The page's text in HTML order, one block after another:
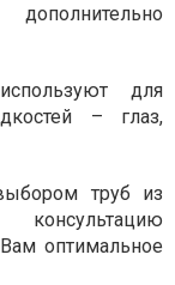
для
– глаз,
труб из
оптимальное